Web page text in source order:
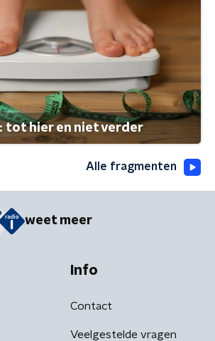
tot hier en niet verder
Alle fragmenten
weet meer
Info
Contact
Veelgestelde vragen